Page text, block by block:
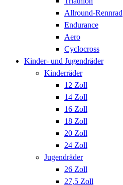
Allround-Rennrad
Endurance
Aero
Cyclocross
Kinder- und Jugendräder
Kinderräder
12 Zoll
14 Zoll
16 Zoll
18 Zoll
20 Zoll
24 Zoll
Jugendräder
26 Zoll
27,5 Zoll